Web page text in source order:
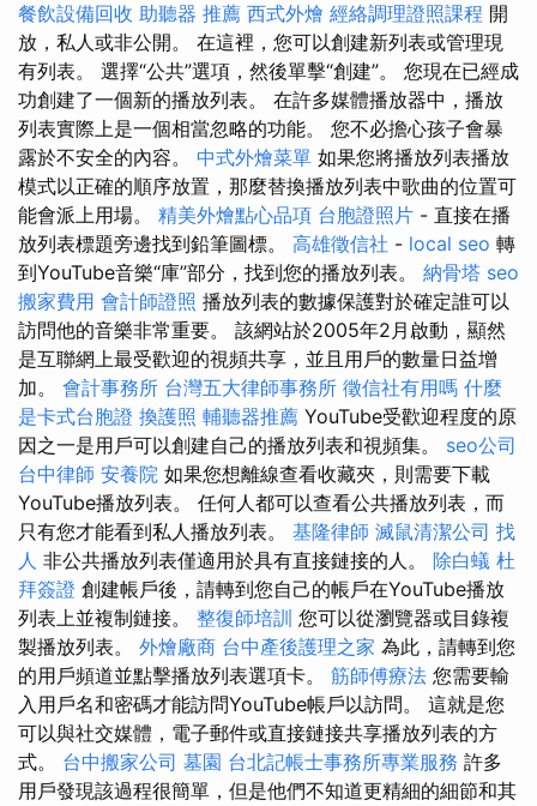
餐飲設備回收 助聽器 推薦 西式外燴 經絡調理證照課程 開
放，私人或非公開。 在這裡，您可以創建新列表或管理現
有列表。 選擇“公共”選項，然後單擊“創建”。 您現在已經成
功創建了一個新的播放列表。 在許多媒體播放器中，播放
列表實際上是一個相當忽略的功能。 您不必擔心孩子會暴
露於不安全的內容。 中式外燴菜單 如果您將播放列表播放
模式以正確的順序放置，那麼替換播放列表中歌曲的位置可
能會派上用場。 精美外燴點心品項 台胞證照片 - 直接在播
放列表標題旁邊找到鉛筆圖標。 高雄徵信社 - local seo 轉
到YouTube音樂“庫”部分，找到您的播放列表。 納骨塔 seo
搬家費用 會計師證照 播放列表的數據保護對於確定誰可以
訪問他的音樂非常重要。 該網站於2005年2月啟動，顯然
是互聯網上最受歡迎的視頻共享，並且用戶的數量日益增
加。 會計事務所 台灣五大律師事務所 徵信社有用嗎 什麼
是卡式台胞證 換護照 輔聽器推薦 YouTube受歡迎程度的原
因之一是用戶可以創建自己的播放列表和視頻集。 seo公司
台中律師 安養院 如果您想離線查看收藏夾，則需要下載
YouTube播放列表。 任何人都可以查看公共播放列表，而
只有您才能看到私人播放列表。 基隆律師 滅鼠清潔公司 找
人 非公共播放列表僅適用於具有直接鏈接的人。 除白蟻 杜
拜簽證 創建帳戶後，請轉到您自己的帳戶在YouTube播放
列表上並複制鏈接。 整復師培訓 您可以從瀏覽器或目錄複
製播放列表。 外燴廠商 台中產後護理之家 為此，請轉到您
的用戶頻道並點擊播放列表選項卡。 筋師傅療法 您需要輸
入用戶名和密碼才能訪問YouTube帳戶以訪問。 這就是您
可以與社交媒體，電子郵件或直接鏈接共享播放列表的方
式。 台中搬家公司 墓園 台北記帳士事務所專業服務 許多
用戶發現該過程很簡單，但是他們不知道更精細的細節和其